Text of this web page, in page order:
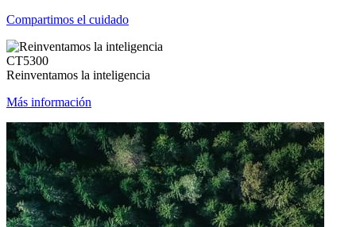
Compartimos el cuidado
CT5300
Reinventamos la inteligencia
Más información